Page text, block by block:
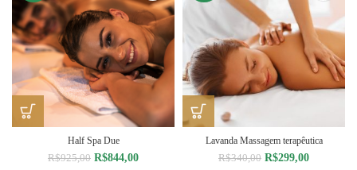
Half Spa Due
R$925,00 O
R$844,00O
Lavanda Massagem terapêutica
R$340,00 O
R$299,00O